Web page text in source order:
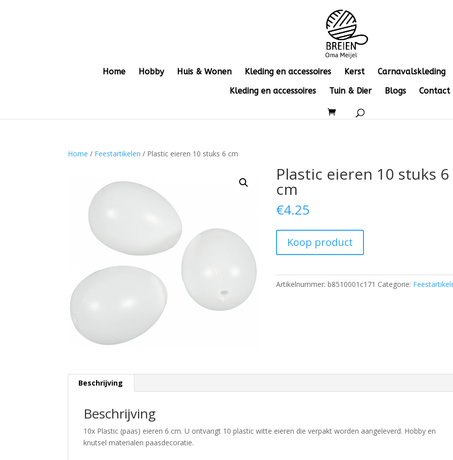
Home Hobby Huis & Wonen Kleding en accessoires Kerst
Carnavalskleding
Kleding en accessoires
Tuin & Dier Blogs Contact
Home / Feestartikelen / Plastic eieren 10 stuks 6 cm
Plastic eieren 10 stuks 6
cm
€4.25
Koop product
Artikelnummer:b8510001c171 Categorie:
Beschrijving
Beschrijving
10x Plastic (paas) eieren 6 cm. U ontvangt 10 plastic witte eieren die verpakt worden aangeleverd. Hobby en
knutsel materialen paasdecoratie.